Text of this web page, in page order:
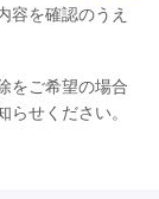
容を確認のうえ
をご希望の場合
らせください。